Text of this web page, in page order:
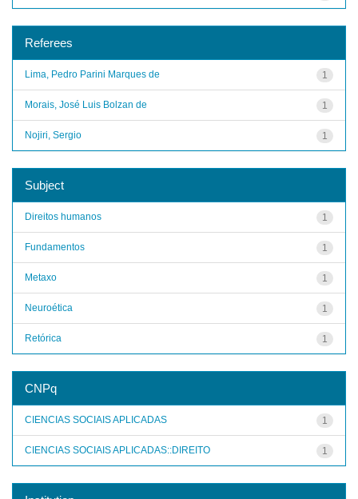
Referees
1
Lima, Pedro Parini Marques de
1
Morais, José Luis Bolzan de
1
Nojiri, Sergio
Subject
1
Direitos humanos
1
Fundamentos
1
Metaxo
1
Neuroética
1
Retórica
CNPq
1
CIENCIAS SOCIAIS APLICADAS
1
CIENCIAS SOCIAIS APLICADAS::DIREITO